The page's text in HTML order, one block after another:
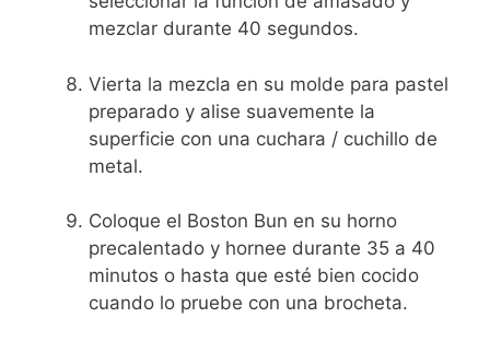
mezclar durante 40 segundos.
Vierta la mezcla en su molde para pastel
preparado y alise suavemente la
superficie con una cuchara / cuchillo de
metal.
Coloque el Boston Bun en su horno
precalentado y hornee durante 35 a 40
minutos o hasta que esté bien cocido
cuando lo pruebe con una brocheta.